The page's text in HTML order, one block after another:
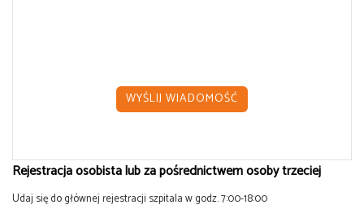
WYŚLIJ WIADOMOŚĆ
Rejestracja osobista lub za pośrednictwem osoby trzeciej
Udaj się do głównej rejestracji szpitala w godz. 7:00-18:00